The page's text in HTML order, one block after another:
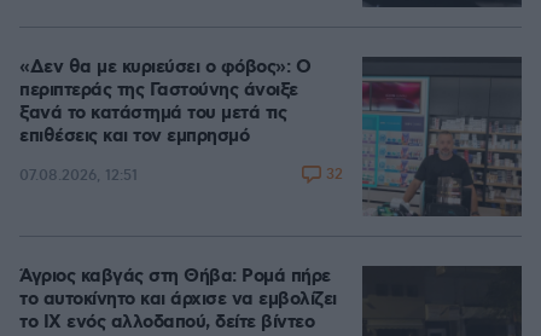
«Δεν θα με κυριεύσει ο φόβος»: Ο
περιπτεράς της Γαστούνης άνοιξε
ξανά το κατάστημά του μετά τις
επιθέσεις και τον εμπρησμό
07.08.2026, 12:51 32
Άγριος καβγάς στη Θήβα: Ρομά πήρε
το αυτοκίνητο και άρχισε να εμβολίζει
το ΙΧ ενός αλλοδαπού, δείτε βίντεο